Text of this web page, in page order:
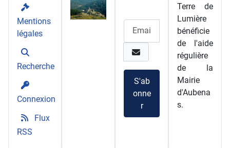
Mentions
légales
Recherche
Connexion
Flux
RSS
S'ab
onne
r
Terre de
Lumière
bénéficie
de l'aide
régulière
de la
Mairie
d'Aubena
s.